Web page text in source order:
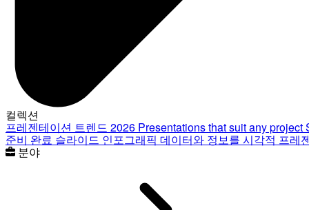
컬렉션
프레젠테이션 트렌드 2026 Presentations that suit any project
준비 완료 슬라이드 인포그래픽 데이터와 정보를 시각적 프레
분야